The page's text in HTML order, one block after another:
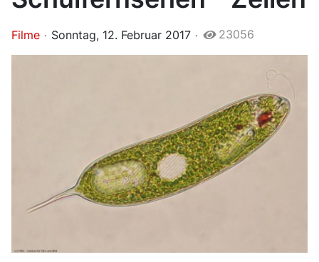
Filme Sonntag, 12. Februar 2017 23056